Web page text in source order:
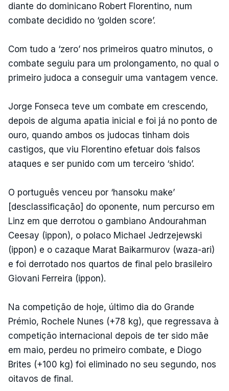
diante do dominicano Robert Florentino, num
combate decidido no ‘golden score’.
Com tudo a ‘zero’ nos primeiros quatro minutos, o
combate seguiu para um prolongamento, no qual o
primeiro judoca a conseguir uma vantagem vence.
Jorge Fonseca teve um combate em crescendo,
depois de alguma apatia inicial e foi já no ponto de
ouro, quando ambos os judocas tinham dois
castigos, que viu Florentino efetuar dois falsos
ataques e ser punido com um terceiro ‘shido’.
O português venceu por ‘hansoku make’
[desclassificação] do oponente, num percurso em
Linz em que derrotou o gambiano Andourahman
Ceesay (ippon), o polaco Michael Jedrzejewski
(ippon) e o cazaque Marat Baikarmurov (waza-ari)
e foi derrotado nos quartos de final pelo brasileiro
Giovani Ferreira (ippon).
Na competição de hoje, último dia do Grande
Prémio, Rochele Nunes (+78 kg), que regressava à
competição internacional depois de ter sido mãe
em maio, perdeu no primeiro combate, e Diogo
Brites (+100 kg) foi eliminado no seu segundo, nos
oitavos de final.